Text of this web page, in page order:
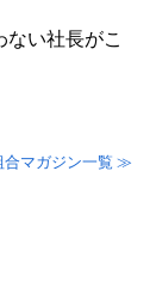
い社長がこ
合マガジン一覧 ≫